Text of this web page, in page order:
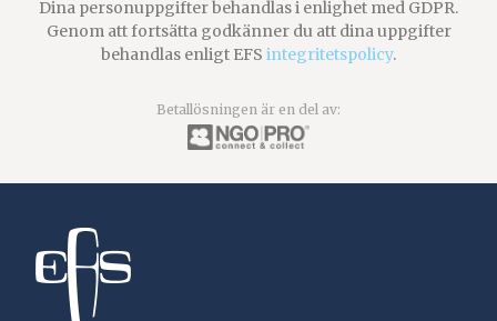
Dina personuppgifter behandlas i enlighet med GDPR.
Genom att fortsätta godkänner du att dina uppgifter
behandlas enligt EFS integritetspolicy.
Betallösningen är en del av: